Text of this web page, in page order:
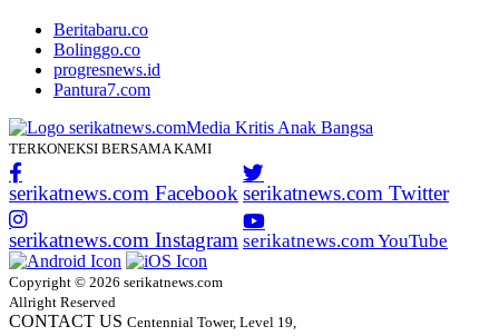
Beritabaru.co
Bolinggo.co
progresnews.id
Pantura7.com
TERKONEKSI BERSAMA KAMI
serikatnews.com Facebook serikatnews.com Twitter
serikatnews.com Instagram serikatnews.com YouTube
Copyright © 2026 serikatnews.com
Allright Reserved
CONTACT US Centennial Tower, Level 19,